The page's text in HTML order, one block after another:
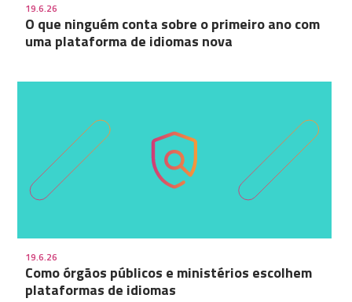
19.6.26
O que ninguém conta sobre o primeiro ano com
uma plataforma de idiomas nova
19.6.26
Como órgãos públicos e ministérios escolhem
plataformas de idiomas